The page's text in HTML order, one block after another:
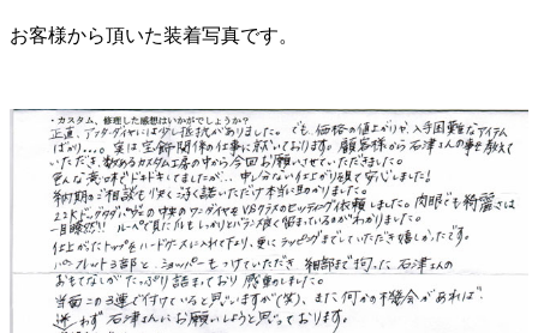
お客様から頂いた装着写真です。